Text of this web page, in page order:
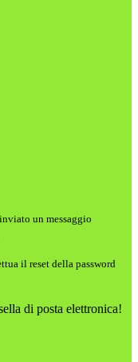
un messaggio
il reset della password
di posta elettronica!